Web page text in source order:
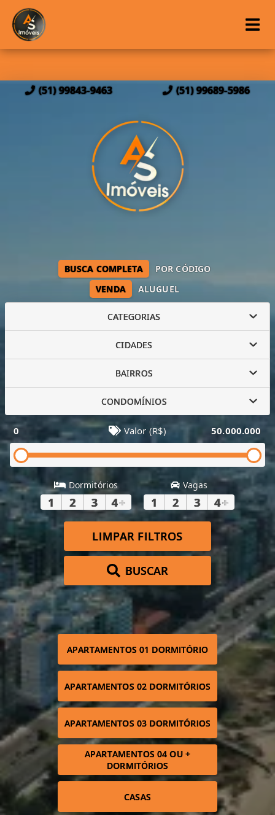
(51) 99843-9463 (51) 99689-5986
VENDA ALUGUEL
BUSCA COMPLETA POR CÓDIGO
CATEGORIAS
CIDADES
BAIRROS
CONDOMÍNIOS
0 Valor (R$) 50.000.000
Dormitórios
1 2 3 4+
Vagas
1 2 3 4+
LIMPAR FILTROS
BUSCAR
APARTAMENTOS 01 DORMITÓRIO
APARTAMENTOS 02 DORMITÓRIOS
APARTAMENTOS 03 DORMITÓRIOS
APARTAMENTOS 04 OU +
DORMITÓRIOS
CASAS